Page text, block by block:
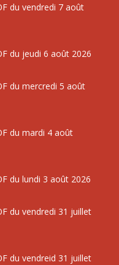
du vendredi 7 août
du jeudi 6 août 2026
du mercredi 5 août
du mardi 4 août
du lundi 3 août 2026
du vendredi 31 juillet
du vendreid 31 juillet